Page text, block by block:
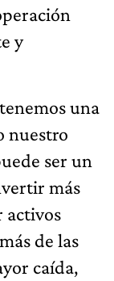
y
una
nuestro
ser un
más
activos
de las
caída,